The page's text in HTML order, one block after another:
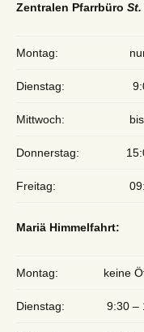
Zentralen Pfarrbüro
Montag:
Dienstag:
Mittwoch:
Donnerstag:
Freitag:
Mariä Himmelfahrt:
Montag: keine
Dienstag: 9:30 –